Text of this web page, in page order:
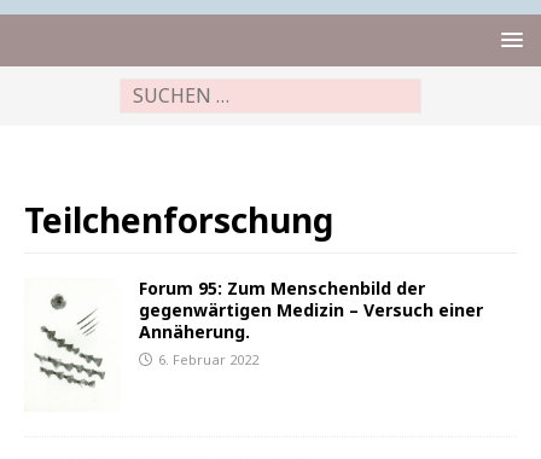
Teilchenforschung
Forum 95: Zum Menschenbild der
gegenwärtigen Medizin – Versuch einer
Annäherung.
6. Februar 2022